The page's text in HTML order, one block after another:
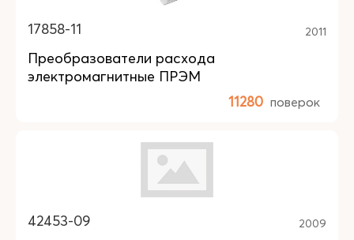
17858-11 2011
Преобразователи расхода
электромагнитные ПРЭМ
11280 поверок
42453-09 2009